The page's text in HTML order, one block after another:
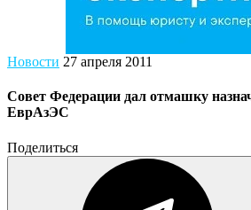
Новости 27 апреля 2011
Совет Федерации дал отмашку
ЕврАзЭС
Поделиться